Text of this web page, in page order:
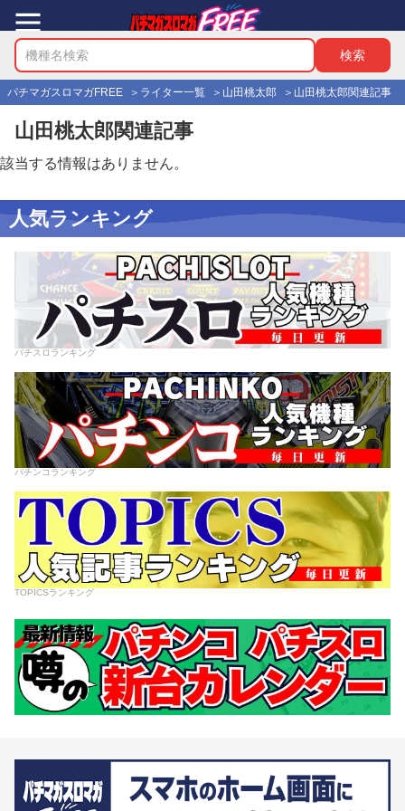
パチマガスロマガFREE ライター一覧 山田桃太郎 山田桃太郎関連記事
山田桃太郎関連記事
該当する情報はありません。
人気ランキング
パチスロランキング
パチンコランキング
TOPICSランキング